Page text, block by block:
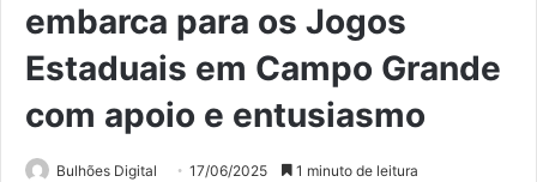
embarca para os Jogos
Estaduais em Campo Grande
com apoio e entusiasmo
Bulhões Digital 17/06/2025 1 minuto de leitura